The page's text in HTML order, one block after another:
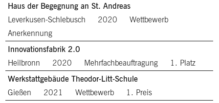
Haus der Begegnung an St. Andreas
Leverkusen-Schlebusch
2020
Wettbewerb
Anerkennung
Innovationsfabrik 2.0
Heilbronn
2020 Mehrfachbeauftragung
1. Platz
Werkstattgebäude Theodor-Litt-Schule
Gießen
2021 Wettbewerb
1. Preis